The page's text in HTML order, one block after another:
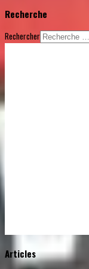
Recherche
Rechercher
Articles